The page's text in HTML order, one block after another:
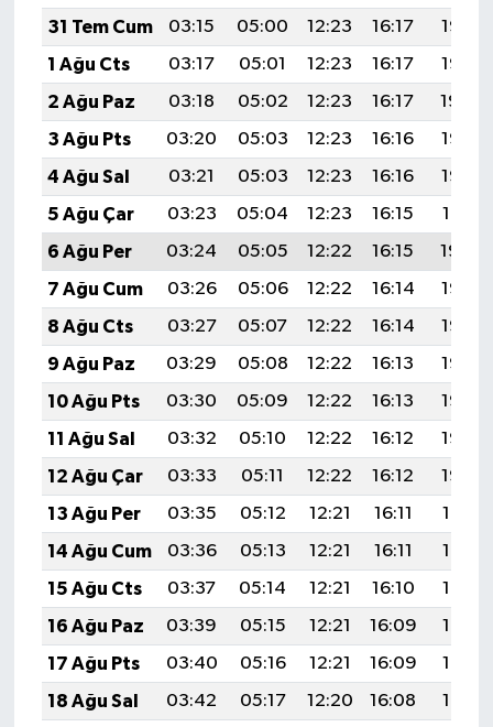
31 Tem Cum
03:15 05:00 12:23 16:17
19:36
1 Ağu Cts
03:17 05:01 12:23 16:17
19:35
2 Ağu Paz
03:18 05:02 12:23 16:17
19:34
3 Ağu Pts
03:20 05:03 12:23 16:16
19:33
4 Ağu Sal
03:21 05:03 12:23 16:16
19:32
5 Ağu Çar
03:23 05:04 12:23 16:15
19:31
6 Ağu Per
03:24 05:05 12:22 16:15
19:30
7 Ağu Cum
03:26 05:06 12:22 16:14
19:28
8 Ağu Cts
03:27 05:07 12:22 16:14
19:27
9 Ağu Paz
03:29 05:08 12:22 16:13
19:26
10 Ağu Pts
03:30 05:09 12:22 16:13
19:25
11 Ağu Sal
03:32 05:10 12:22 16:12
19:23
12 Ağu Çar
03:33 05:11 12:22 16:12
19:22
13 Ağu Per
03:35 05:12 12:21 16:11
19:21
14 Ağu Cum
03:36 05:13 12:21 16:11
19:19
15 Ağu Cts
03:37 05:14 12:21 16:10
19:18
16 Ağu Paz
03:39 05:15 12:21 16:09
19:17
17 Ağu Pts
03:40 05:16 12:21 16:09
19:15
18 Ağu Sal
03:42 05:17 12:20 16:08
19:14